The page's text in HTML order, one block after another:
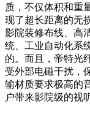
质，不仅体积和重
现了超长距离的无
影院装修布线、高
统、工业自动化系
的。而且，帝特光
受外部电磁干扰，
输材质要求极高的
户带来影院级的视